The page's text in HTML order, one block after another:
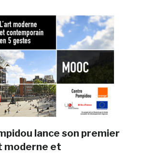
lance son premier
moderne et